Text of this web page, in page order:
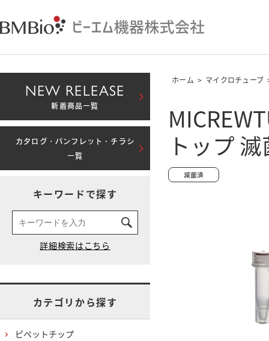
ホーム > マイクロチューブ
トップ
NEW RELEASE
新着商品一覧
カタログ・パンフレット・チラシ
一覧
キーワードで探す
カテゴリから探す
ピペットチップ